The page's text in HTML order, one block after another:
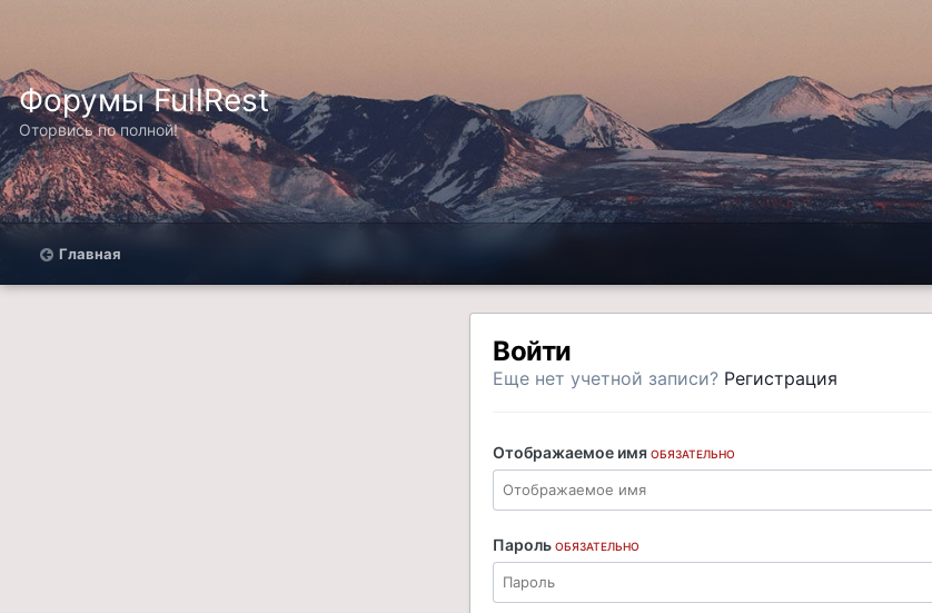
Форумы FullRest
Оторвись по полной!
Главная
Войти
Еще нет учетной записи? Регистрация
Отображаемое имя ОБЯЗАТЕЛЬНО
Пароль ОБЯЗАТЕЛЬНО